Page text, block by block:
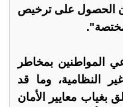
الحصول على ترخيص
المواطنين بمخاطر
النظامية، وما قد
بغياب معايير الأمان